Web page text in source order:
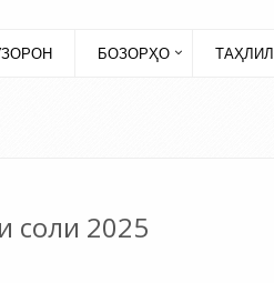
БОЗОРҲО ТАҲЛИЛ
соли 2025